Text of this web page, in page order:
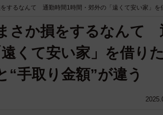
するなんて 通勤時間1時間・郊外の「遠くて安い家」を
さか損をするなんて
くて安い家」を借りた
“手取り金額”が違う